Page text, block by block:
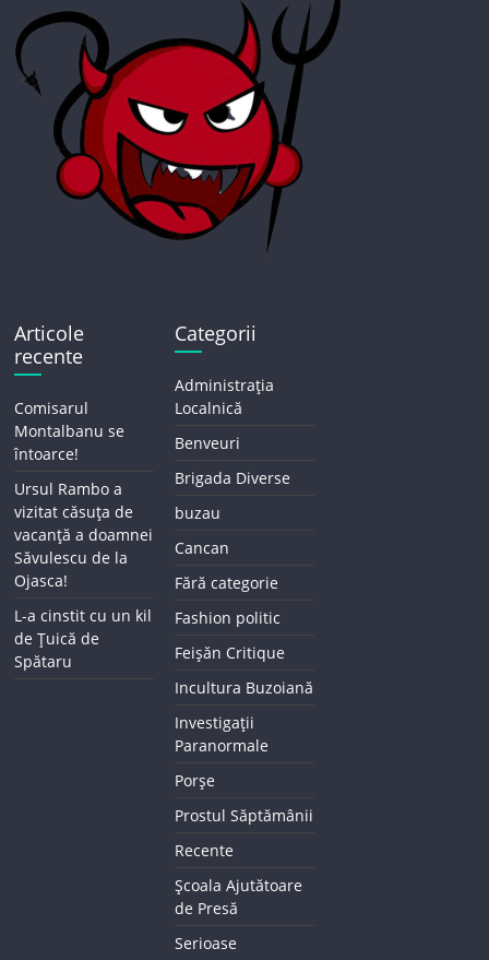
Articole
recente
Comisarul
Montalbanu se
întoarce!
Ursul Rambo a
vizitat căsuța de
vacanță a doamnei
Săvulescu de la
Ojasca!
L-a cinstit cu un kil
de Țuică de
Spătaru
Categorii
Administrația
Localnică
Benveuri
Brigada Diverse
buzau
Cancan
Fără categorie
Fashion politic
Feișăn Critique
Incultura Buzoiană
Investigații
Paranormale
Porșe
Prostul Săptămânii
Recente
Școala Ajutătoare
de Presă
Serioase